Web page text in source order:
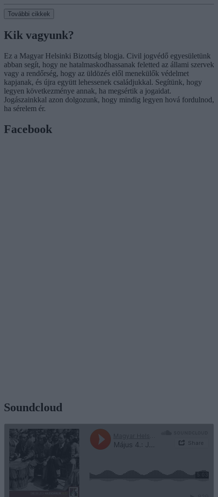
További cikkek
Kik vagyunk?
Ez a Magyar Helsinki Bizottság blogja. Civil jogvédő egyesületünk
abban segít, hogy ne hatalmaskodhassanak feletted az állami szervek
vagy a rendőrség, hogy az üldözés elől menekülők védelmet
kapjanak, és újra együtt lehessenek családjukkal. Segítünk, hogy
legyen következménye annak, ha megsértik a jogaidat.
Jogászainkkal azon dolgozunk, hogy mindig legyen hová fordulnod,
ha sérelem ér.
Facebook
Soundcloud